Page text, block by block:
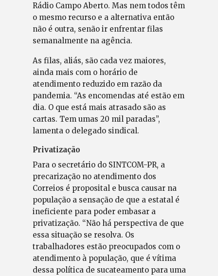
Rádio Campo Aberto. Mas nem todos têm
o mesmo recurso e a alternativa então
não é outra, senão ir enfrentar filas
semanalmente na agência.
As filas, aliás, são cada vez maiores,
ainda mais com o horário de
atendimento reduzido em razão da
pandemia. “As encomendas até estão em
dia. O que está mais atrasado são as
cartas. Tem umas 20 mil paradas”,
lamenta o delegado sindical.
Privatização
Para o secretário do SINTCOM-PR, a
precarização no atendimento dos
Correios é proposital e busca causar na
população a sensação de que a estatal é
ineficiente para poder embasar a
privatização. “Não há perspectiva de que
essa situação se resolva. Os
trabalhadores estão preocupados com o
atendimento à população, que é vítima
dessa política de sucateamento para uma